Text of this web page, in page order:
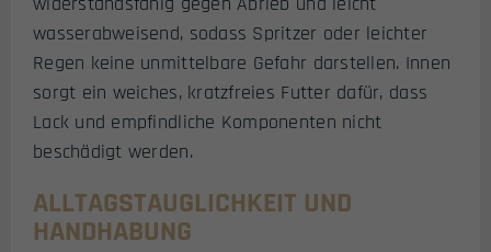
wasserabweisend, sodass Spritzer oder leichter
Regen keine unmittelbare Gefahr darstellen. Innen
sorgt ein weiches, kratzfreies Futter dafür, dass
Lack und empfindliche Komponenten nicht
beschädigt werden.
ALLTAGSTAUGLICHKEIT UND
HANDHABUNG